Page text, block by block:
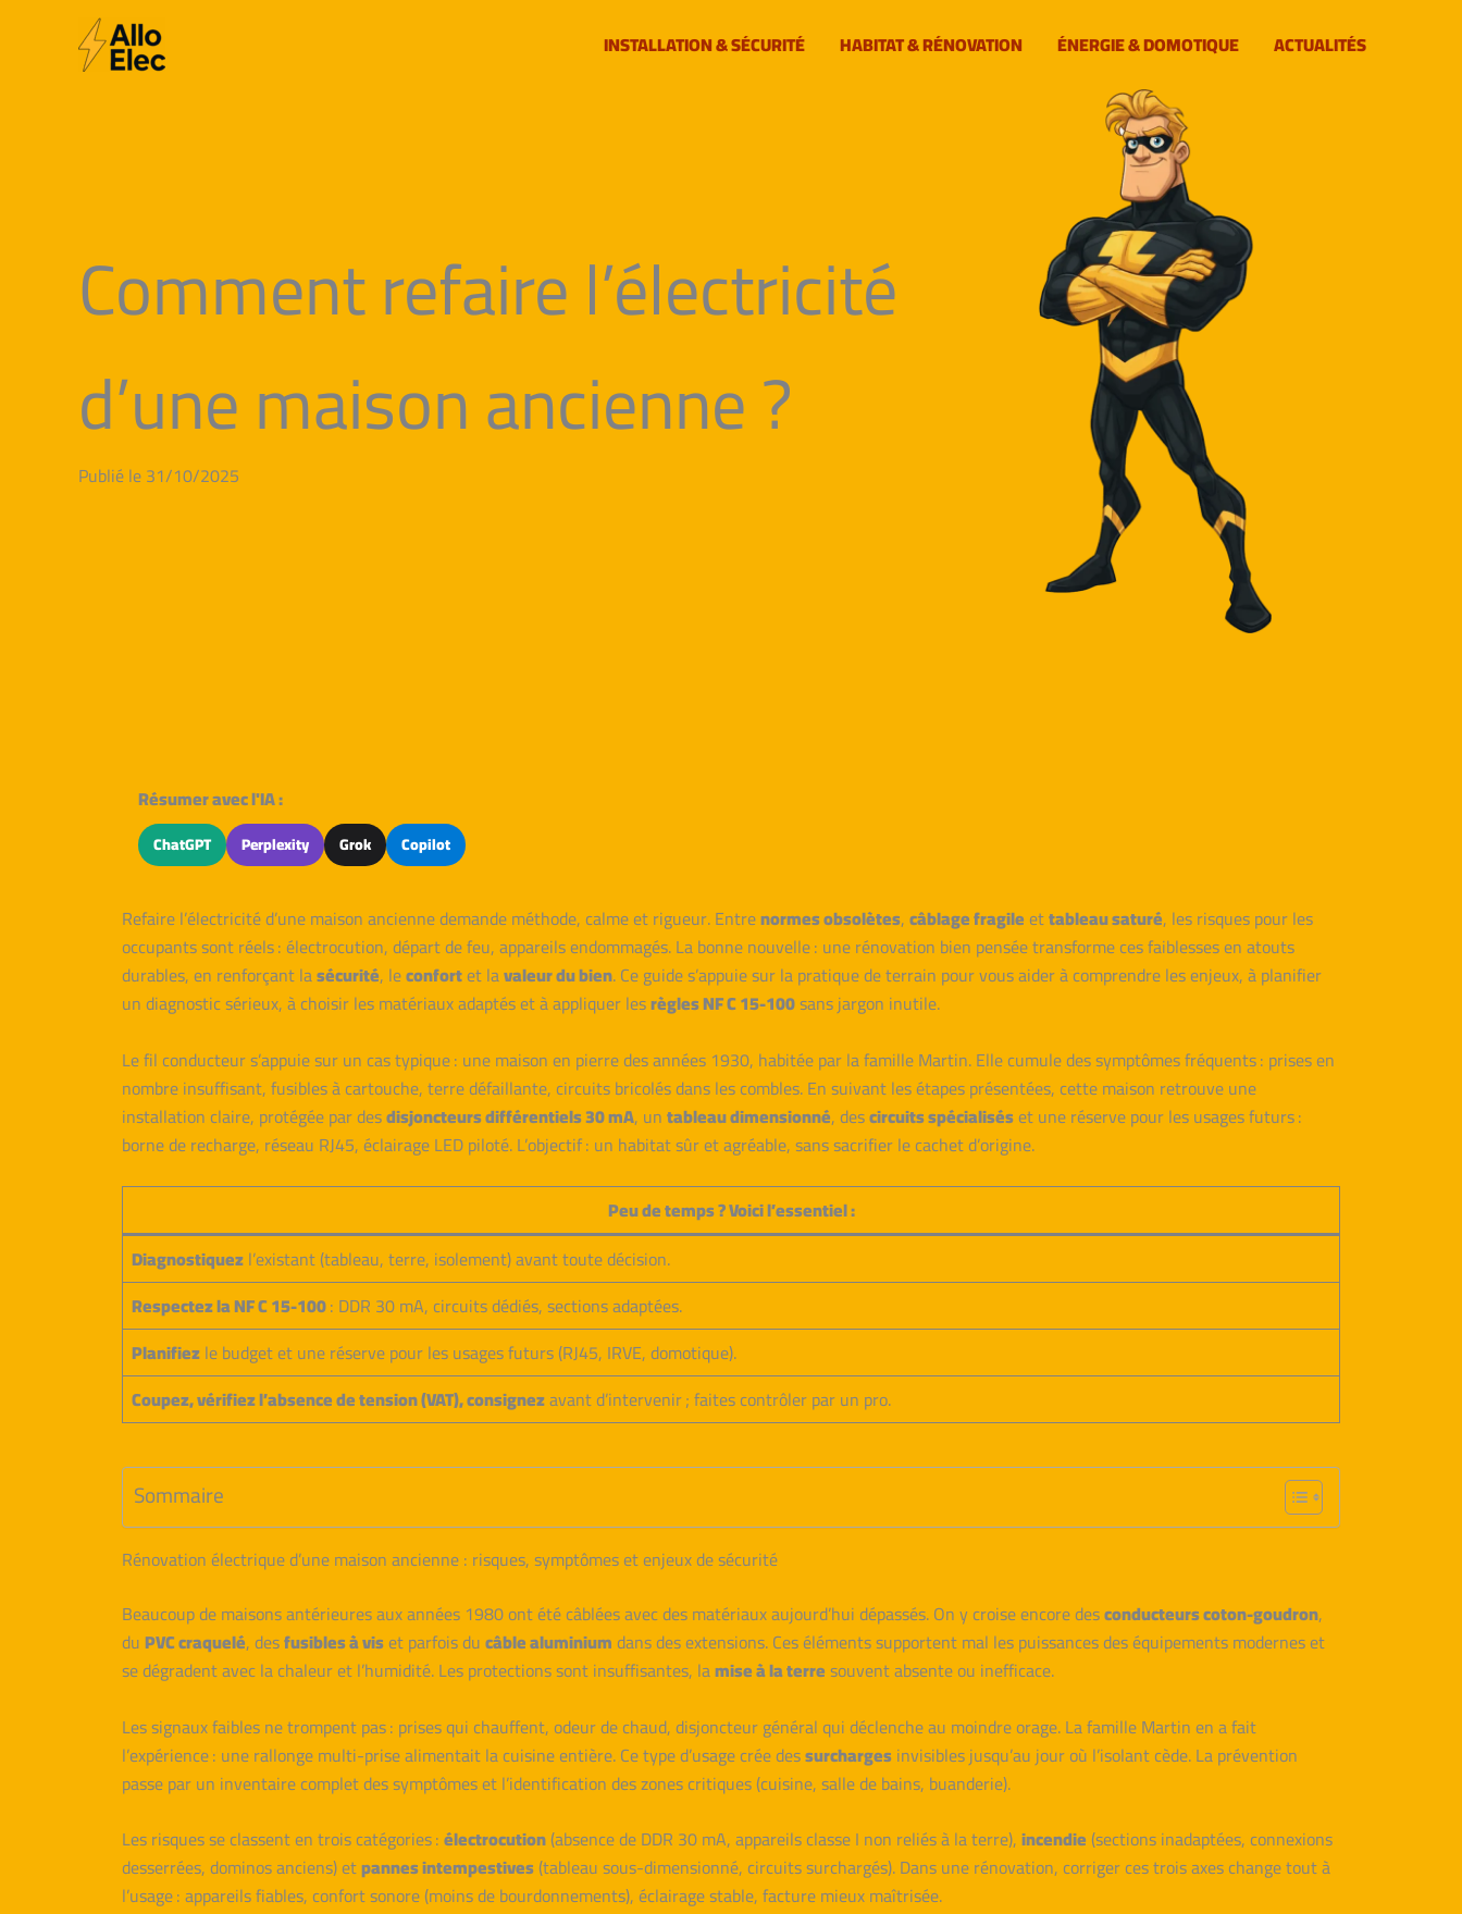
INSTALLATION & SÉCURITÉ HABITAT & RÉNOVATION ÉNERGIE & DOMOTIQUE ACTUALITÉS
Comment refaire l’électricité
d’une maison ancienne ?
Publié le 31/10/2025
Résumer avec l'IA :
ChatGPT Perplexity Grok Copilot
Refaire l’électricité d’une maison ancienne demande méthode, calme et rigueur. Entrenormes obsolètes,câblage fragileettableau saturé, les risques pour les
occupants sont réels : électrocution, départ de feu, appareils endommagés. La bonne nouvelle : une rénovation bien pensée transforme ces faiblesses en atouts
durables, en renforçant lasécurité, leconfortet lavaleur du bien. Ce guide s’appuie sur la pratique de terrain pour vous aider à comprendre les enjeux, à planifier
un diagnostic sérieux, à choisir les matériaux adaptés et à appliquer lesrègles NF C 15-100sans jargon inutile.
Le fil conducteur s’appuie sur un cas typique : une maison en pierre des années 1930, habitée par la famille Martin. Elle cumule des symptômes fréquents : prises en
nombre insuffisant, fusibles à cartouche, terre défaillante, circuits bricolés dans les combles. En suivant les étapes présentées, cette maison retrouve une
installation claire, protégée par desdisjoncteurs différentiels 30 mA, untableau dimensionné, descircuits spécialiséset une réserve pour les usages futurs :
borne de recharge, réseau RJ45, éclairage LED piloté. L’objectif : un habitat sûr et agréable, sans sacrifier le cachet d’origine.
Peu de temps ? Voici l’essentiel :
Diagnostiquezl’existant (tableau, terre, isolement) avant toute décision.
Respectez la NF C 15-100: DDR 30 mA, circuits dédiés, sections adaptées.
Planifiezle budget et une réserve pour les usages futurs (RJ45, IRVE, domotique).
Coupez, vérifiez l’absence de tension (VAT), consignezavant d’intervenir ; faites contrôler par un pro.
Sommaire
Rénovation électrique d’une maison ancienne : risques, symptômes et enjeux de sécurité
Beaucoup de maisons antérieures aux années 1980 ont été câblées avec des matériaux aujourd’hui dépassés. On y croise encore desconducteurs coton-goudron,
duPVC craquelé, desfusibles à viset parfois ducâble aluminiumdans des extensions. Ces éléments supportent mal les puissances des équipements modernes et
se dégradent avec la chaleur et l’humidité. Les protections sont insuffisantes, lamise à la terresouvent absente ou inefficace.
Les signaux faibles ne trompent pas : prises qui chauffent, odeur de chaud, disjoncteur général qui déclenche au moindre orage. La famille Martin en a fait
l’expérience : une rallonge multi-prise alimentait la cuisine entière. Ce type d’usage crée dessurchargesinvisibles jusqu’au jour où l’isolant cède. La prévention
passe par un inventaire complet des symptômes et l’identification des zones critiques (cuisine, salle de bains, buanderie).
Les risques se classent en trois catégories :électrocution(absence de DDR 30 mA, appareils classe I non reliés à la terre),incendie (sections inadaptées, connexions
desserrées, dominos anciens) etpannes intempestives(tableau sous-dimensionné, circuits surchargés). Dans une rénovation, corriger ces trois axes change tout à
l’usage : appareils fiables, confort sonore (moins de bourdonnements), éclairage stable, facture mieux maîtrisée.